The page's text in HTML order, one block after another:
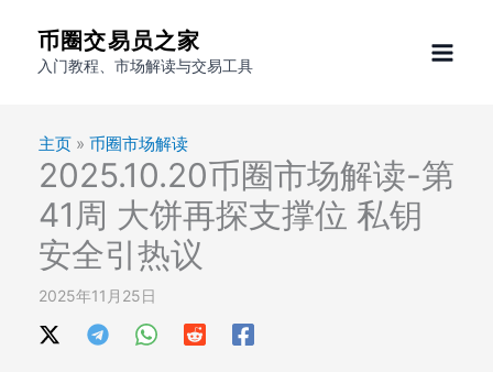
币圈交易员之家
入门教程、市场解读与交易工具
主页 » 币圈市场解读
2025.10.20币圈市场解读-第
41周 大饼再探支撑位 私钥
安全引热议
2025年11月25日